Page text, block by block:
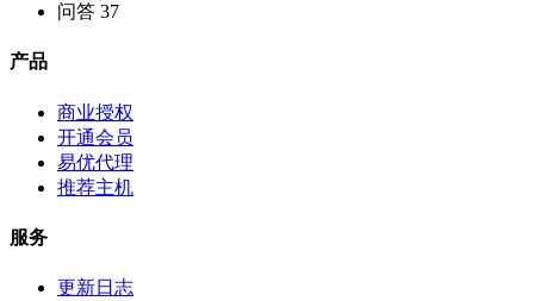
问答 37
产品
商业授权
开通会员
易优代理
推荐主机
服务
更新日志